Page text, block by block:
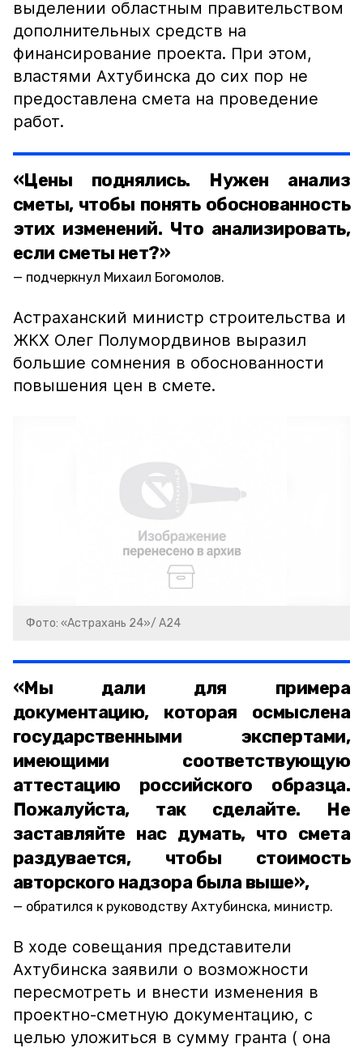
выделении областным правительством
дополнительных средств на
финансирование проекта. При этом,
властями Ахтубинска до сих пор не
предоставлена смета на проведение
работ.
«Цены поднялись. Нужен анализ
сметы, чтобы понять обоснованность
этих изменений. Что анализировать,
если сметы нет?»
подчеркнул Михаил Богомолов.
Астраханский министр строительства и
ЖКХ Олег Полумордвинов выразил
большие сомнения в обоснованности
повышения цен в смете.
Фото: «Астрахань 24»/ А24
«Мы дали для примера
документацию, которая осмыслена
государственными экспертами,
имеющими соответствующую
аттестацию российского образца.
Пожалуйста, так сделайте. Не
заставляйте нас думать, что смета
раздувается, чтобы стоимость
авторского надзора была выше»,
обратился к руководству Ахтубинска, министр.
В ходе совещания представители
Ахтубинска заявили о возможности
пересмотреть и внести изменения в
проектно-сметную документацию, с
целью уложиться в сумму гранта ( она